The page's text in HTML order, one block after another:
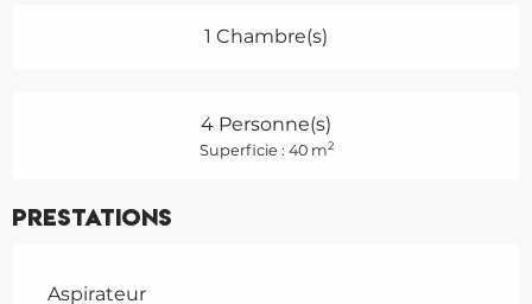
1 Chambre(s)
4 Personne(s)
Superficie : 40 m2
Prestations
Aspirateur